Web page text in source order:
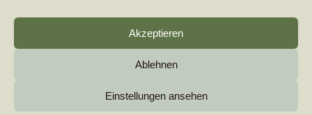
Akzeptieren
Ablehnen
Einstellungen ansehen
euromarcomAll Rights Reserved by